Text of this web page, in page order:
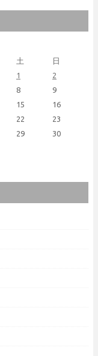
土 日
1
2
8
9
15
16
22
23
29
30